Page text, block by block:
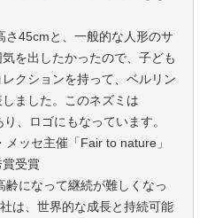
さ45cmと、一般的な人形のサ
を出したかったので、子ども
クションを持って、ベルリン
ました。このネズミは
、ロゴにもなっています。
ッセ主催「Fair to nature」
賞受賞
になって継続が難しくなっ
は、世界的な成長と持続可能